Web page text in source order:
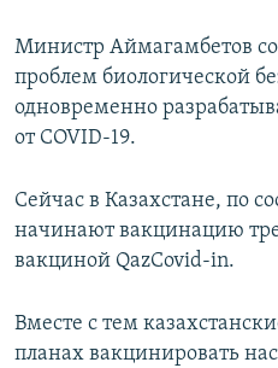
Министр Аймагамбетов
проблем биологической
одновременно
от COVID-19.
Сейчас в Казахстане, по
начинают вакцинацию
вакциной QazCovid-in.
Вместе с тем
планах вакцинировать